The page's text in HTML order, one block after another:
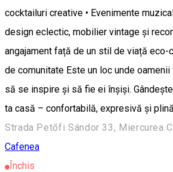
cocktailuri creative • Evenimente
design eclectic, mobilier vintage și
angajament față de un stil de viață eco-
de comunitate Este un loc unde
să se inspire și să fie ei înșiși.
ta casă – confortabilă, expresivă și
Cafenea
Închis